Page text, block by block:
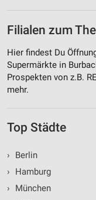
Filialen zum
Hier findest Du
Supermärkte in
Prospekten von z.B.
mehr.
Top Städte
›
Berlin
›
Hamburg
›
München